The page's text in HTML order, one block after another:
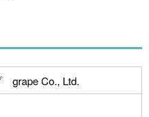
grape Co., Ltd.